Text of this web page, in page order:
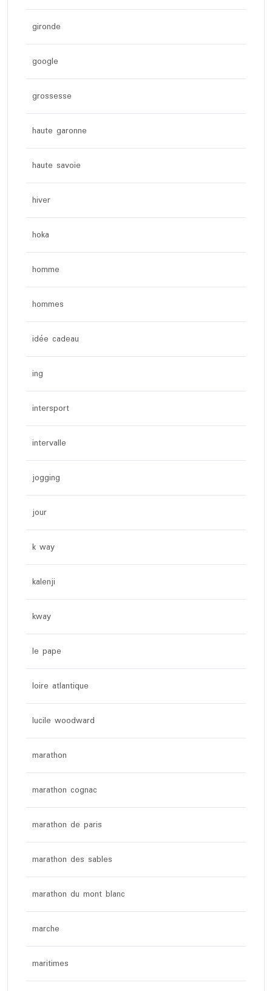
gironde
google
grossesse
haute garonne
haute savoie
hiver
hoka
homme
hommes
idée cadeau
ing
intersport
intervalle
jogging
jour
k way
kalenji
kway
le pape
loire atlantique
lucile woodward
marathon
marathon cognac
marathon de paris
marathon des sables
marathon du mont blanc
marche
maritimes